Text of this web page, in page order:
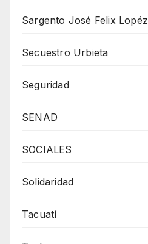
Sargento José Felix Lopéz
Secuestro Urbieta
Seguridad
SENAD
SOCIALES
Solidaridad
Tacuatí